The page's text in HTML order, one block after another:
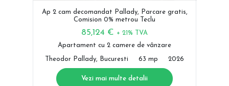
Ap 2 cam decomandat Pallady, Parcare gratis,
Comision 0% metrou Teclu
85,124 € + 21% TVA
Apartament cu 2 camere de vânzare
Theodor Pallady, Bucuresti 63 mp 2026
Vezi mai multe detalii